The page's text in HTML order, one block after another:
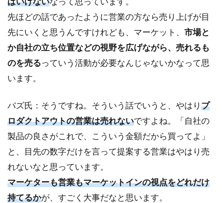
先ほどの話であったように営業の方なら売り上げが目
先にいくと思うんですけれども、マーケット、 市場と
か自社の立ち位置などの視野を広げながら、売れるも
のを売るっていう活動が必要なんじゃないかなって思
います。
バズ氏：そうですね。そういう話でいうと、やはりプ
ロダクトアウトの営業は売れないですよね。「自社の
製品の良さがこれで、こういう金額だから買ってよ」
と、目先の数字だけを言って提案する営業はやはり売
れないなと思っています。
マーケターも営業もマーケットインの視点をどれだけ
持てるかが、すごく大事だなと思います。